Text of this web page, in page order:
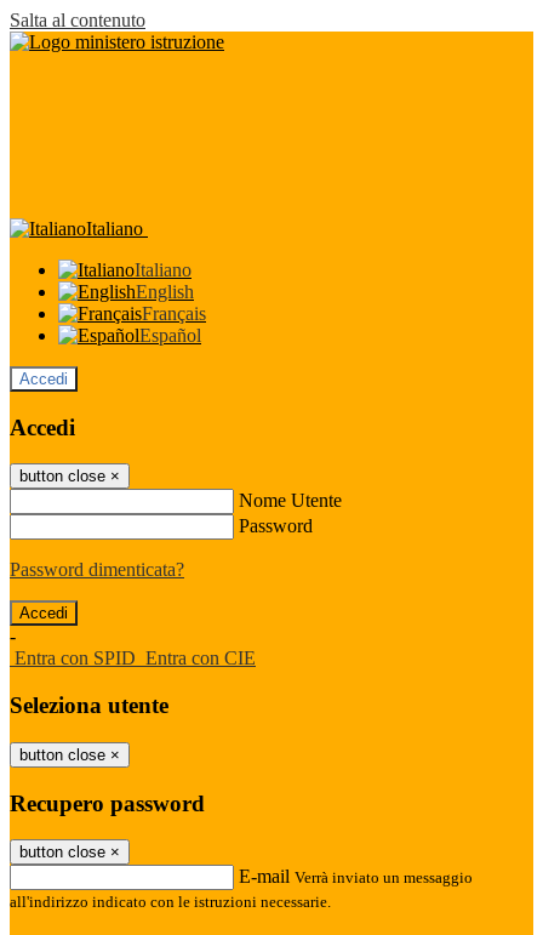
Salta al contenuto
Italiano
Italiano
English
Français
Español
Accedi
Accedi
button close ×
Nome Utente
Password
Password dimenticata?
-
Entra con SPID Entra con CIE
Seleziona utente
button close ×
Recupero password
button close ×
E-mail Verrà inviato un messaggio
all'indirizzo indicato con le istruzioni necessarie.